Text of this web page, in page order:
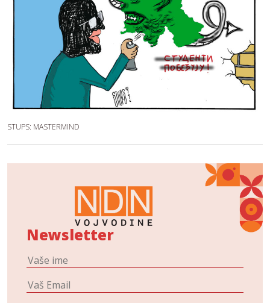
STUPS: MASTERMIND
Newsletter